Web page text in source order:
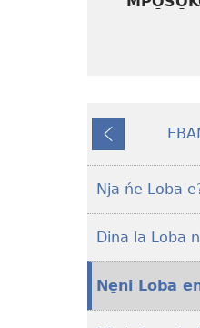
DI
SE̱LE̱
Nja ńe Loba
Dina la Loba
Ne̱ni Loba